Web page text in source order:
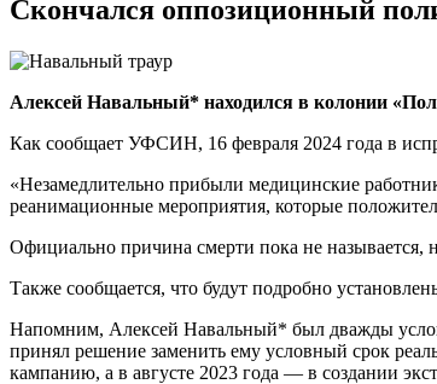
Скончался оппозиционный
Алексей Навальный* находился в колонии
Как сообщает УФСИН, 16 февраля 2024 года в
«Незамедлительно прибыли медицинские
реанимационные мероприятия, которые
Официально причина смерти пока не
Также сообщается, что будут подробно
Напомним, Алексей Навальный* был дважды
принял решение заменить ему условный срок
кампанию, а в августе 2023 года — в создании